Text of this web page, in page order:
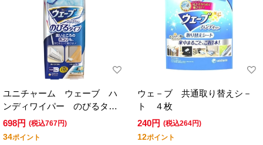
ユニチャーム ウェーブ ハ
ンディワイパー のびるタイ
プ 本体＋２枚
698円 (税込767円)
34ポイント
ウェ－ブ 共通取り替えシ－
ト ４枚
240円 (税込264円)
12ポイント